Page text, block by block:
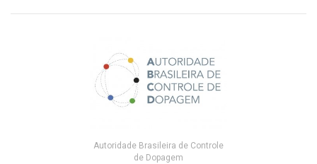
Autoridade Brasileira de Controle
de Dopagem